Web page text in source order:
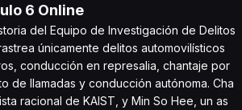
6 Online
del Equipo de Investigación de Delitos
únicamente delitos automovilísticos
conducción en represalia, chantaje por
de llamadas y conducción autónoma. Cha
racional de KAIST, y Min So Hee, un as